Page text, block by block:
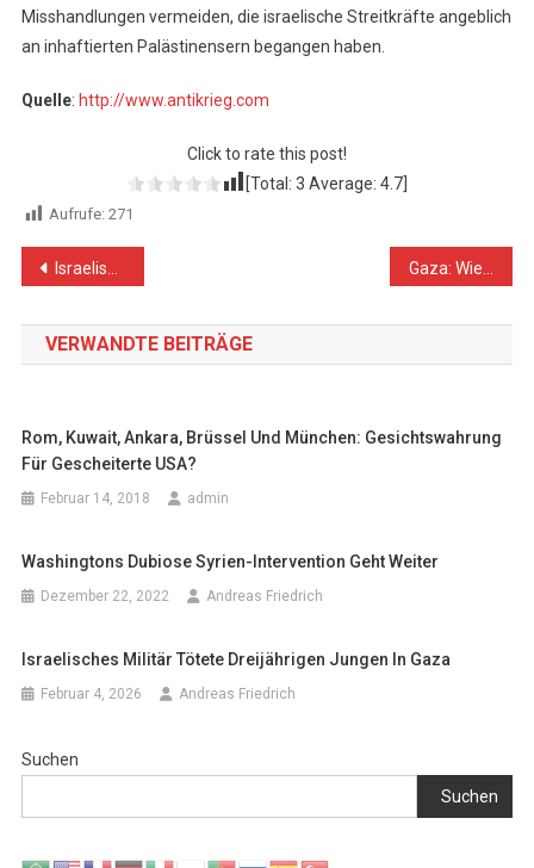
Misshandlungen vermeiden, die israelische Streitkräfte angeblich
an inhaftierten Palästinensern begangen haben.
Quelle: http://www.antikrieg.com
Click to rate this post!
[Total: 3 Average: 4.7
Aufrufe: 271
Beitragsnavigation
Israelische Angriffe töten 81 weitere Palästinenser im Gazastreifen Gaza: Wie sich Netanjahu und die Bundesregierung nur noch in Floskeln flüchten
VERWANDTE BEITRÄGE
Rom, Kuwait, Ankara, Brüssel Und München: Gesichtswahrung
Für Gescheiterte USA?
Februar 14, 2018 admin
Washingtons Dubiose Syrien-Intervention Geht Weiter
Dezember 22, 2022 Andreas Friedrich
Israelisches Militär Tötete Dreijährigen Jungen In Gaza
Februar 4, 2026 Andreas Friedrich
Suchen
Suchen